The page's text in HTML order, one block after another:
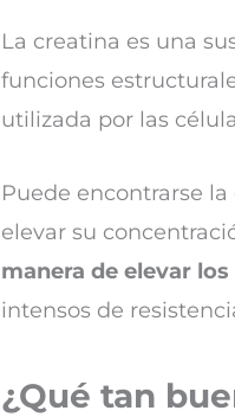
La creatina es una
funciones
utilizada por las
Puede encontrarse
elevar su
manera de elevar
intensos de
¿Qué tan